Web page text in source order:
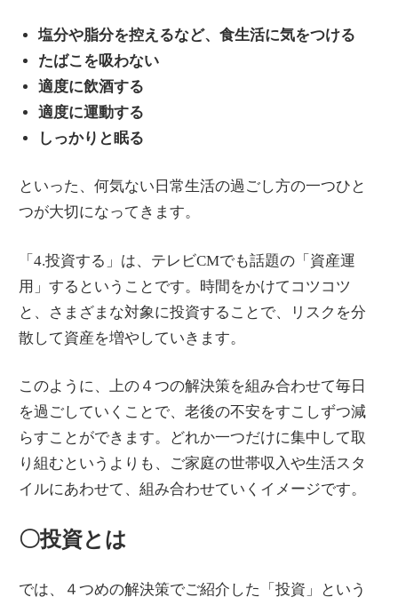
塩分や脂分を控えるなど、食生活に気をつける
たばこを吸わない
適度に飲酒する
適度に運動する
しっかりと眠る
といった、何気ない日常生活の過ごし方の一つひと
つが大切になってきます。
「4.投資する」は、テレビCMでも話題の「資産運
用」するということです。時間をかけてコツコツ
と、さまざまな対象に投資することで、リスクを分
散して資産を増やしていきます。
このように、上の４つの解決策を組み合わせて毎日
を過ごしていくことで、老後の不安をすこしずつ減
らすことができます。どれか一つだけに集中して取
り組むというよりも、ご家庭の世帯収入や生活スタ
イルにあわせて、組み合わせていくイメージです。
〇投資とは
では、４つめの解決策でご紹介した「投資」という